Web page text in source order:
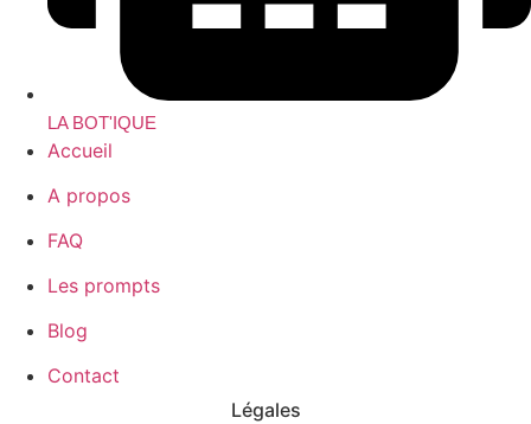
LA BOT'IQUE
Accueil
A propos
FAQ
Les prompts
Blog
Contact
Légales